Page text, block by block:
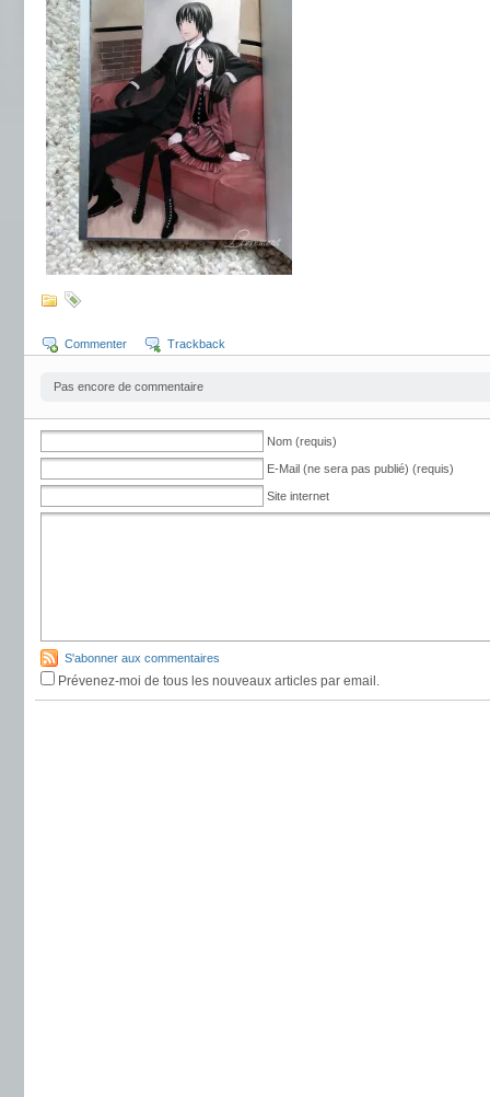
Commenter Trackback
Pas encore de commentaire
Nom (requis)
E-Mail (ne sera pas publié) (requis)
Site internet
S'abonner aux commentaires
Prévenez-moi de tous les nouveaux articles par email.